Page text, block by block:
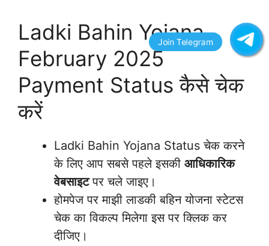
Ladki Bahin Yojana
February 2025
Payment Status कैसे चेक
करें
Ladki Bahin Yojana Status चेक करने
के लिए आप सबसे पहले इसकी आधिकारिक
वेबसाइटपर चले जाइए।
होमपेज पर माझी लाडकी बहिन योजना स्टेटस
चेक का विकल्प मिलेगा इस पर क्लिक कर
दीजिए।